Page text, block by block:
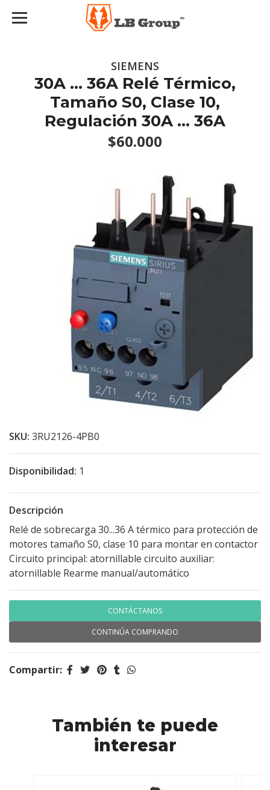
SIEMENS
30A ... 36A Relé Térmico,
Tamaño S0, Clase 10,
Regulación 30A ... 36A
$60.000
SKU: 3RU2126-4PB0
Disponibilidad: 1
Descripción
Relé de sobrecarga 30...36 A térmico para protección de
motores tamaño S0, clase 10 para montar en contactor
Circuito principal: atornillable circuito auxiliar:
atornillable Rearme manual/automático
CONTÁCTANOS
CONTINÚA COMPRANDO
Compartir:
También te puede
interesar